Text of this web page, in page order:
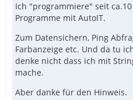
Ich "programmiere" seit
Programme mit AutoIT.
Zum Datensichern, Ping
Farbanzeige etc. Und da tu
denke nicht dass ich mit
mache.
Aber danke für den Hinweis.